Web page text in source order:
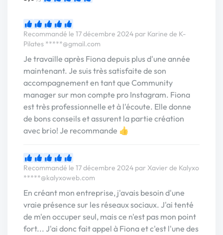
Recommandé le 17 décembre 2024 par Karine de K-
Pilates *****@gmail.com
Je travaille après Fiona depuis plus d'une année
maintenant. Je suis très satisfaite de son
accompagnement en tant que Community
manager sur mon compte pro Instagram. Fiona
est très professionnelle et à l'écoute. Elle donne
de bons conseils et assurent la partie création
avec brio! Je recommande 👍
Recommandé le 17 décembre 2024 par Xavier de Kalyxo
*****@kalyxoweb.com
En créant mon entreprise, j'avais besoin d'une
vraie présence sur les réseaux sociaux. J'ai tenté
de m'en occuper seul, mais ce n'est pas mon point
fort... J'ai donc fait appel à Fiona et c'est l'une des